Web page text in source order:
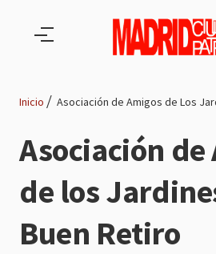
Ruta
de
navegación
Inicio Asociación de Amigos de Los
Asociación de
de los
Buen Retiro